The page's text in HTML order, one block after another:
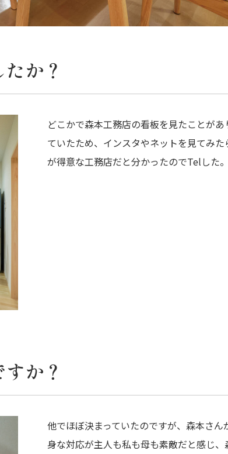
か？
どこかで森本工務店の看板を見たことが
ていたため、インスタやネットを見てみ
が得意な工務店だと分かったのでTelした。
か？
他でほぼ決まっていたのですが、森本さ
身な対応が主人も私も母も素敵だと感じ